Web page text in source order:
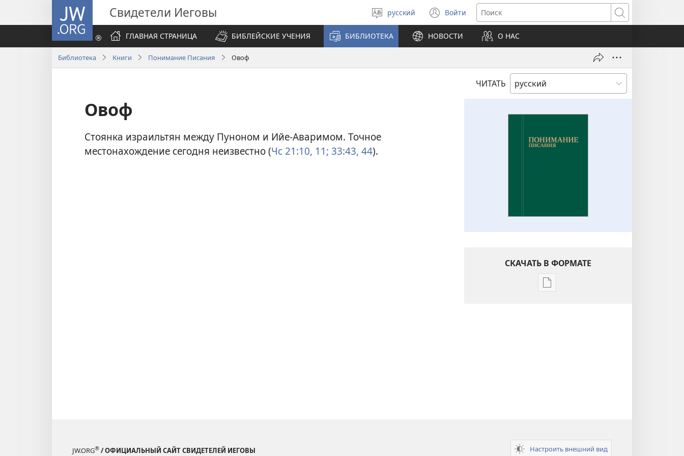
JW.ORG Свидетели Иеговы
Выберите
язык
русский Войти
(открывается
в
новом
окне)
Поиск
ГЛАВНАЯ СТРАНИЦА
БИБЛЕЙСКИЕ УЧЕНИЯ БИБЛИОТЕКА НОВОСТИ О НАС
Библиотека Книги Понимание Писания Овоф
ЧИТАТЬ
Овоф
Стоянка израильтян между Пуноном и Ийе-Аваримом. Точное
местонахождение сегодня неизвестно (Чс 21:10, 11; 33:43, 44).
СКАЧАТЬ В ФОРМАТЕ
Варианты
JW.ORG® / ОФИЦИАЛЬНЫЙ САЙТ СВИДЕТЕЛЕЙ ИЕГОВЫ Настроить внешний вид